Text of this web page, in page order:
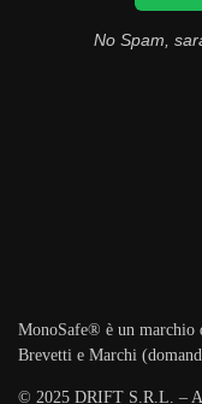
No Spam,
MonoSafe® è un marchio
Brevetti e Marchi
© 2025 DRIFT S.R.L. –